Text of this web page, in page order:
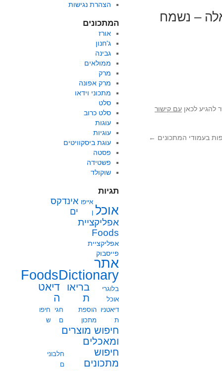
– נשמח
להגיע לכאן עם קישור
בעמודי המתכונים ←
הצהרת נגישות
המתכונים
אורז
ג'חנון
גבינה
ממולאים
מרק
מרק אפונה
מתכוני וידאו
סלט
סלט כרוב
עוגות
עוגיות
עוגת ביסקוויטים
פסטה
פשטידה
שוקולד
תגיות
אוכל
אייפו
ן
אינדקס
ים
אפליקציית
Foods
אפליקציית
פייסבוק
אתר
FoodsDictionary
בלוגרי
אוכל
בריאו
ת
דיאט
ה
דיאטניו
ת
הוספת
מתכון
חגי
ם
חיפו
ש
חיפוש מוצרים
ומאכלים
חיפוש
מתכונים
חלבוני
ם